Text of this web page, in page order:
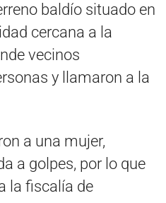
baldío situado en
cercana a la
vecinos
y llamaron a la
a una mujer,
a golpes, por lo que
la fiscalía de